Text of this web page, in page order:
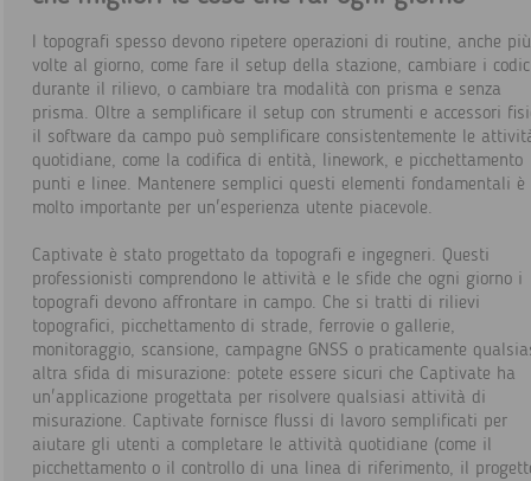
I topografi spesso devono ripetere operazioni di routine, anche più
volte al giorno, come fare il setup della stazione, cambiare i
durante il rilievo, o cambiare tra modalità con prisma e senza
prisma. Oltre a semplificare il setup con strumenti e accessori
il software da campo può semplificare consistentemente le
quotidiane, come la codifica di entità, linework, e picchettamento
punti e linee. Mantenere semplici questi elementi fondamentali è
molto importante per un'esperienza utente piacevole.
Captivate è stato progettato da topografi e ingegneri. Questi
professionisti comprendono le attività e le sfide che ogni giorno i
topografi devono affrontare in campo. Che si tratti di rilievi
topografici, picchettamento di strade, ferrovie o gallerie,
monitoraggio, scansione, campagne GNSS o praticamente
altra sfida di misurazione: potete essere sicuri che Captivate ha
un'applicazione progettata per risolvere qualsiasi attività di
misurazione. Captivate fornisce flussi di lavoro semplificati per
aiutare gli utenti a completare le attività quotidiane (come il
picchettamento o il controllo di una linea di riferimento, il